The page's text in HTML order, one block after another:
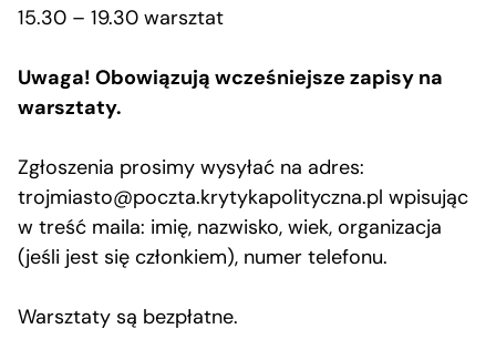
15.30 – 19.30 warsztat
Uwaga! Obowiązują wcześniejsze zapisy na
warsztaty.
Zgłoszenia prosimy wysyłać na adres:
trojmiasto@poczta.krytykapolityczna.pl wpisując
w treść maila: imię, nazwisko, wiek, organizacja
(jeśli jest się członkiem), numer telefonu.
Warsztaty są bezpłatne.